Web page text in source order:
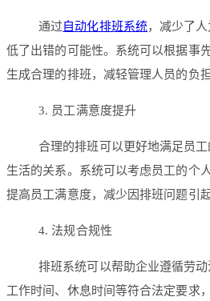
通过 自动化排班系统，减少了
低了出错的可能性。系统可以根据事
生成合理的排班，减轻管理人员的负担
3. 员工满意度提升
合理的排班可以更好地满足员
生活的关系。系统可以考虑员工的个
提高员工满意度，减少因排班问题引
4. 法规合规性
排班系统可以帮助企业遵循劳
工作时间、休息时间等符合法定要求